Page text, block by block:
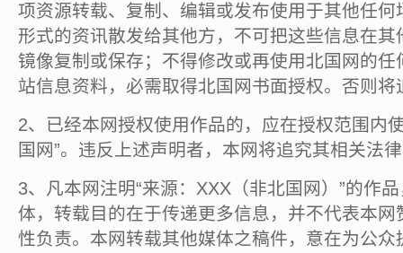
项资源转载、复制、编辑或发布使用于其他任
形式的资讯散发给其他方，不可把这些信息在
镜像复制或保存；不得修改或再使用北国网的
站信息资料，必需取得北国网书面授权。否则将
2、已经本网授权使用作品的，应在授权范围内
国网”。违反上述声明者，本网将追究其相关法
3、凡本网注明“来源：XXX（非北国网）”的作
体，转载目的在于传递更多信息，并不代表本
性负责。本网转载其他媒体之稿件，意在为公